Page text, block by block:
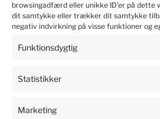
browsingadfærd eller unikke ID'er på dette
dit samtykke eller trækker dit samtykke
negativ indvirkning på visse funktioner og
Funktionsdygtig
Statistikker
Marketing